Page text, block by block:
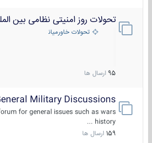
تحولات روز امنیتی نظامی بین الملل
تحولات خاورمیانه
95 ارسال ها
General Military Discussions
forum for general issues such as wars
history ...
159 ارسال ها